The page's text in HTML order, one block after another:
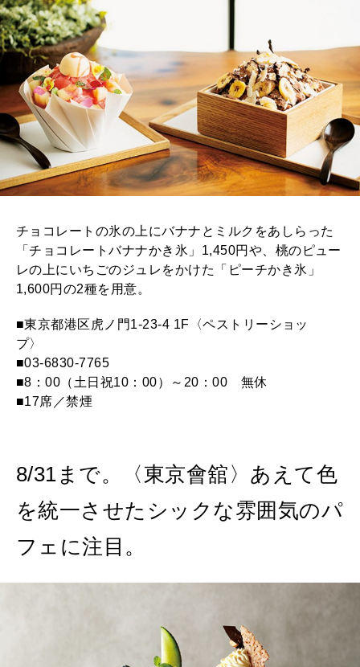
チョコレートの氷の上にバナナとミルクをあしらった
「チョコレートバナナかき氷」1,450円や、桃のピュー
レの上にいちごのジュレをかけた「ピーチかき氷」
1,600円の2種を用意。
■東京都港区虎ノ門1-23-4 1F〈ペストリーショッ
プ〉
■03-6830-7765
■8：00（土日祝10：00）～20：00 無休
■17席／禁煙
8/31まで。〈東京會舘〉あえて色
を統一させたシックな雰囲気のパ
フェに注目。